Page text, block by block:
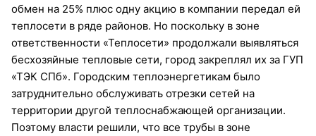
обмен на 25% плюс одну акцию в компании передал ей
теплосети в ряде районов. Но поскольку в зоне
ответственности «Теплосети» продолжали выявляться
бесхозяйные тепловые сети, город закреплял их за ГУП
«ТЭК СПб». Городским теплоэнергетикам было
затруднительно обслуживать отрезки сетей на
территории другой теплоснабжающей организации.
Поэтому власти решили, что все трубы в зоне